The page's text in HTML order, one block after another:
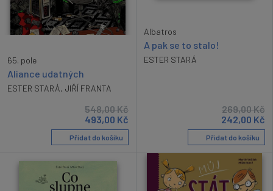
65. pole
Aliance udatných
ESTER STARÁ, JIŘÍ FRANTA
548,00Kč
493,00 Kč
Přidat do košíku
Albatros
A pak se to stalo!
ESTER STARÁ
269,00Kč
242,00 Kč
Přidat do košíku